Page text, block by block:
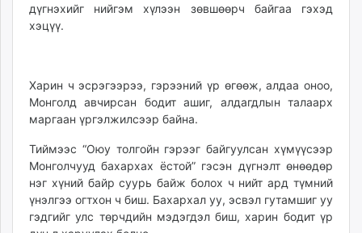
дүгнэхийг нийгэм хүлээн зөвшөөрч байгаа гэхэд
хэцүү.
Харин ч эсрэгээрээ, гэрээний үр өгөөж, алдаа оноо,
Монголд авчирсан бодит ашиг, алдагдлын талаарх
маргаан үргэлжилсээр байна.
Тиймээс “Оюу толгойн гэрээг байгуулсан хүмүүсээр
Монголчууд бахархах ёстой” гэсэн дүгнэлт өнөөдөр
нэг хүний байр суурь байж болох ч нийт ард түмний
үнэлгээ огтхон ч биш. Бахархал уу, эсвэл гутамшиг уу
гэдгийг улс төрчдийн мэдэгдэл биш, харин бодит үр